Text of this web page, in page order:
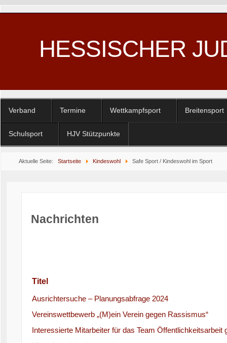
HESSISCHER
Verband Termine Wettkampfsport Breitensport
Schulsport HJV Stützpunkte
Aktuelle Seite: Startseite Kindeswohl Safe Sport / Kindeswohl im Sport
Nachrichten
Titel
Ausrichtersuche – Planungsabfrage 2024
Vereinswettbewerb „(M)ein Verein gegen Rassismus“
Interessierte Mitarbeiter für das Team Öffentlichkeitsarbeit